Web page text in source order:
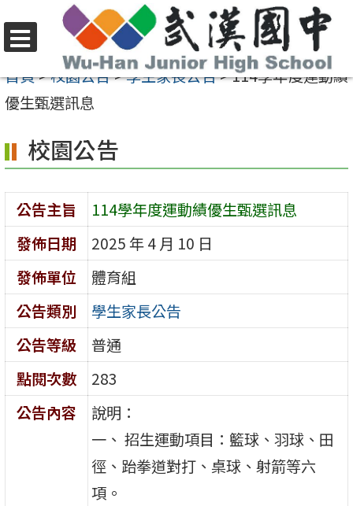
至
要
容
區
選
單
首頁>校園公告>學生家長公告>114學年度運動績
優生甄選訊息
校園公告
公告主旨
114學年度運動績優生甄選訊息
發佈日期
2025 年 4 月 10 日
發佈單位
體育組
公告類別
學生家長公告
公告等級
普通
點閱次數
283
公告內容
說明：
一、 招生運動項目：籃球、羽球、田
徑、跆拳道對打、桌球、射箭等六
項。